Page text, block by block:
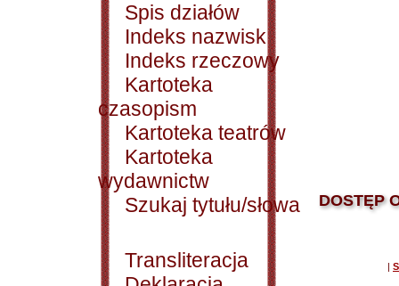
Spis działów
Indeks nazwisk
Indeks rzeczowy
Kartoteka
czasopism
Kartoteka teatrów
Kartoteka
wydawnictw
Szukaj tytułu/słowa
Transliteracja
DOSTĘP
|